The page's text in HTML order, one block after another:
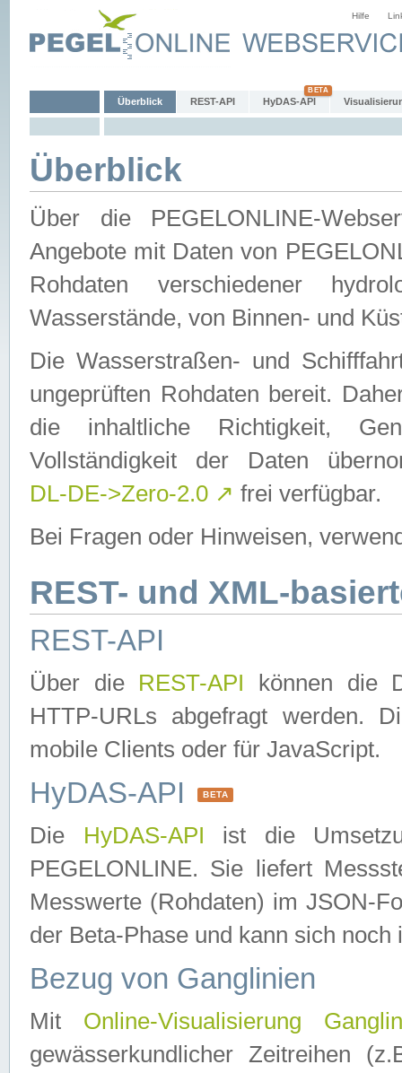
Hilfe
Überblick REST-API HyDAS-API
Überblick
Über die PEGELONLINE-
Angebote mit Daten von
Rohdaten verschiedener
Wasserstände, von Binnen- und
Die Wasserstraßen- und
ungeprüften Rohdaten bereit.
die inhaltliche Richtigkeit,
Vollständigkeit der Daten
DL-DE->Zero-2.0 ↗ frei verfügbar.
Bei Fragen oder Hinweisen,
REST- und XML-
REST-API
Über die REST-API können die
HTTP-URLs abgefragt werden.
mobile Clients oder für JavaScript.
HyDAS-API BETA
Die HyDAS-API ist die
PEGELONLINE. Sie liefert
Messwerte (Rohdaten) im JSON-
der Beta-Phase und kann sich noch
Bezug von Ganglinien
Mit Online-Visualisierung
gewässerkundlicher Zeitreihen